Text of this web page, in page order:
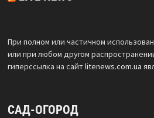
При полном или частичном
или при любом другом
гиперссылка на сайтlitenews.com.ua
САД-ОГОРОД